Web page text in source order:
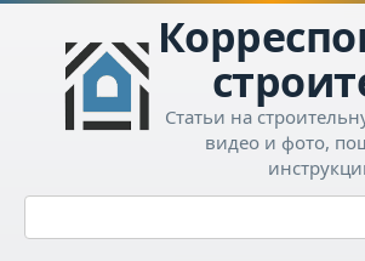
Перейти
контенту
Статьи на
видео и фото,
Поиск: